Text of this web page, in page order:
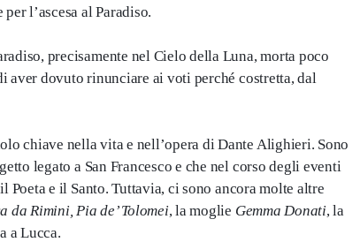
l’ascesa al Paradiso.
precisamente nel Cielo della Luna, morta poco
dovuto rinunciare ai voti perché costretta, dal
chiave nella vita e nell’opera di Dante Alighieri. Sono
legato a San Francesco e che nel corso degli eventi
e il Santo. Tuttavia, ci sono ancora molte altre
da Rimini, Pia de’ Tolomei, la moglie Gemma Donati, la
a Lucca.